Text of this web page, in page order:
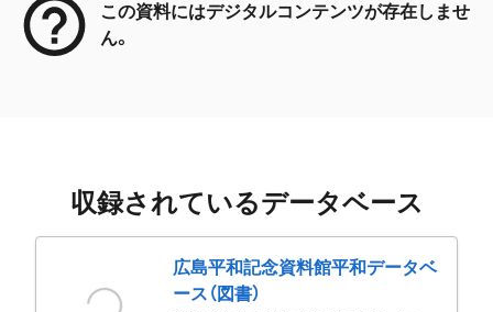
この資料にはデジタルコンテンツが存在しませ
ん。
収録されているデータベース
広島平和記念資料館平和データベ
ース（図書）